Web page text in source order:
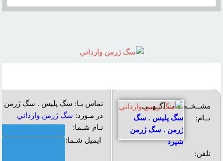
مشــخــصــات آگــهــی
نــام:
سگ پلیس . سگ
ژرمن . سگ ژرمن
شپرد
تلفن:
تماس بـا: سگ پلیس . سگ ژرمن
در مـورد: سگ ژرمن وارداتي
نـام شـما:
ایمیل شـما: